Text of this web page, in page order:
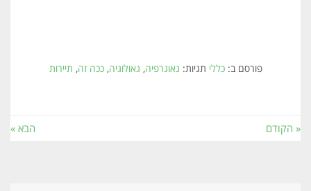
פורסם ב:כללי תגיות: גאוגרפיה, גאולוגיה,ככה זה, תיירות
« הקודם הבא »